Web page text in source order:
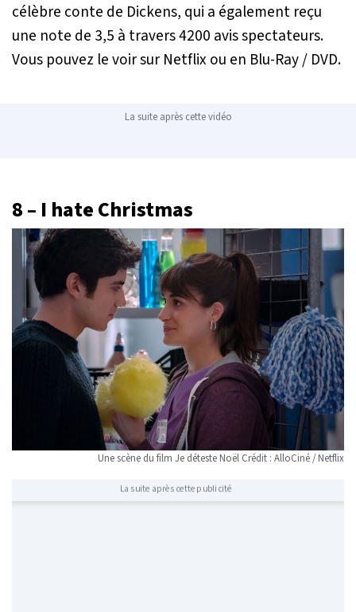
célèbre conte de Dickens, qui a également reçu
une note de 3,5 à travers 4200 avis spectateurs.
Vous pouvez le voir sur Netflix ou en Blu-Ray / DVD.
La suite après cette vidéo
8 – I hate Christmas
Une scène du film Je déteste Noël Crédit : AlloCiné / Netflix
La suite après cette publicité